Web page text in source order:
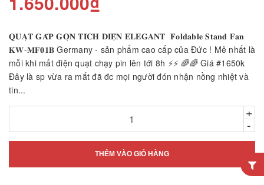
𝐐𝐔𝐀̣𝐓 𝐆𝐀̂́𝐏 𝐆𝐎̣𝐍 𝐓𝐈́𝐂𝐇 𝐃𝐈𝐄̣̂𝐍 𝐄𝐋𝐄𝐆𝐀𝐍𝐓 𝐅𝐨𝐥𝐝𝐚𝐛𝐥𝐞 𝐒𝐭𝐚𝐧𝐝 𝐅𝐚𝐧
𝐊𝐖-𝐌𝐅𝟎𝟏𝐁 Germany - sản phẩm cao cấp của Đức ! Mê nhất là
mỗi khi mất điện quạt chạy pin lên tới 8h ⚡️⚡️ 🌈🌈 Giá #1650k
Đây là sp vừa ra mắt đã đc mọi người đón nhận nồng nhiệt và
tin...
+
-
THÊM VÀO GIỎ HÀNG